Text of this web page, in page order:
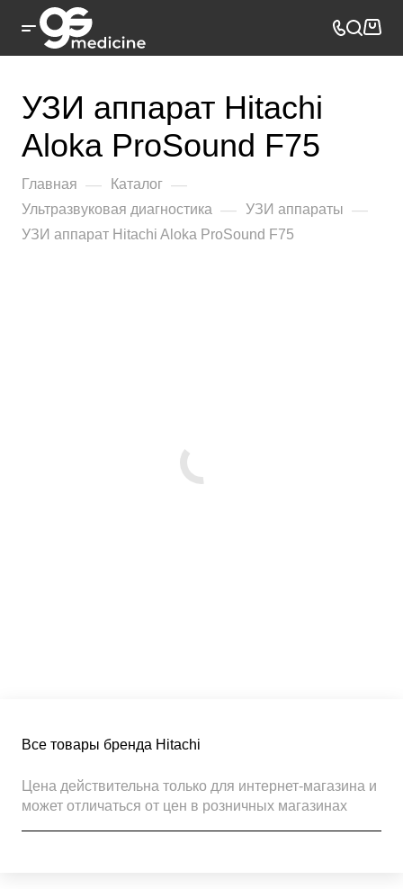
УЗИ аппарат Hitachi
Aloka ProSound F75
Главная — Каталог —
Ультразвуковая диагностика — УЗИ аппараты —
УЗИ аппарат Hitachi Aloka ProSound F75
Все товары бренда Hitachi
Цена действительна только для интернет-магазина и
может отличаться от цен в розничных магазинах